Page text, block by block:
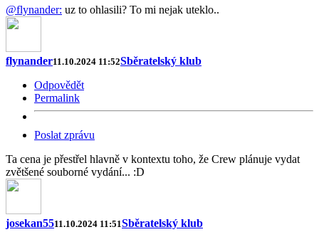
@flynander: uz to ohlasili? To mi nejak uteklo..
flynander11.10.2024 11:52Sběratelský klub
Odpovědět
Permalink
Poslat zprávu
Ta cena je přestřel hlavně v kontextu toho, že Crew plánuje vydat
zvětšené souborné vydání... :D
josekan5511.10.2024 11:51Sběratelský klub